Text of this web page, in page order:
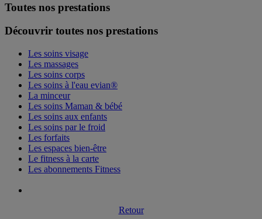
Toutes nos prestations
Découvrir toutes nos prestations
Les soins visage
Les massages
Les soins corps
Les soins à l'eau evian®
La minceur
Les soins Maman & bébé
Les soins aux enfants
Les soins par le froid
Les forfaits
Les espaces bien-être
Le fitness à la carte
Les abonnements Fitness
Retour